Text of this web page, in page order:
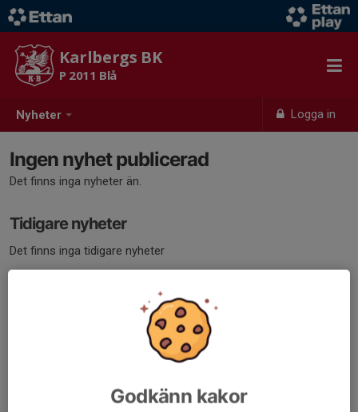
Nyheter Logga in
Karlbergs BK
P 2011 Blå
Ingen nyhet publicerad
Det finns inga nyheter än.
Tidigare nyheter
Det finns inga tidigare nyheter
Godkänn kakor